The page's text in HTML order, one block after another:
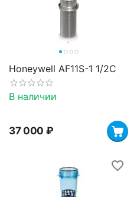
Honeywell AF11S-1 1/2C
В наличии
37 000 ₽